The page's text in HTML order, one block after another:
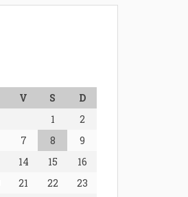
V S
D
1
2
7 8
9
14 15
16
21 22
23